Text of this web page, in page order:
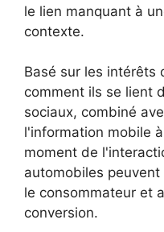
le lien manquant à
contexte.
Basé sur les intérêts
comment ils se lient
sociaux, combiné
l'information mobile
moment de
automobiles
le consommateur et
conversion.